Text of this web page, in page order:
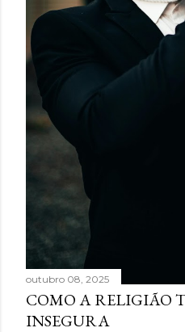
outubro 08, 2025
COMO A RELIGIÃO
INSEGURA